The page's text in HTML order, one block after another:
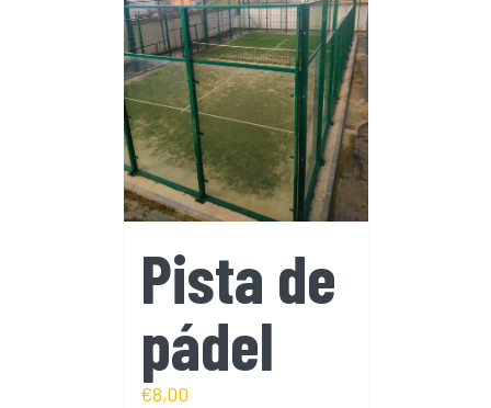
Pista de
pádel
€8,00